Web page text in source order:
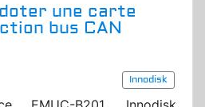
une carte
bus CAN
Innodisk